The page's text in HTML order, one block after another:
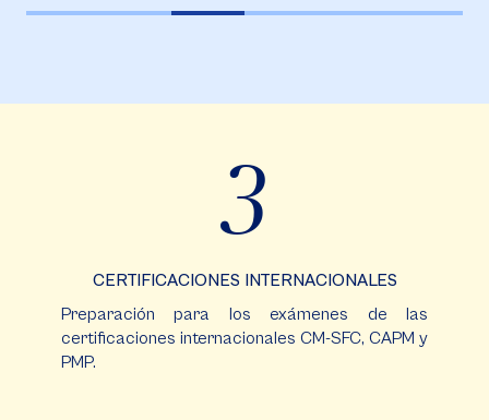
3
CERTIFICACIONES INTERNACIONALES
Preparación para los exámenes de las
certificaciones internacionales CM-SFC, CAPM y
PMP.